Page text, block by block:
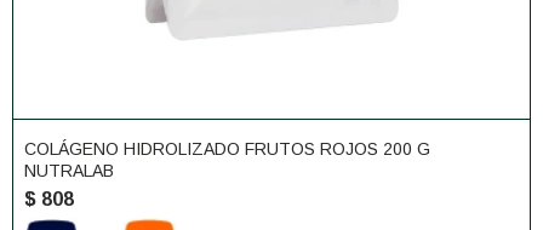
COLÁGENO HIDROLIZADO FRUTOS ROJOS 200 G
NUTRALAB
$ 808